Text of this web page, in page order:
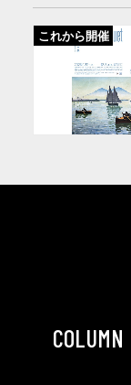
これから開催
COLUMN